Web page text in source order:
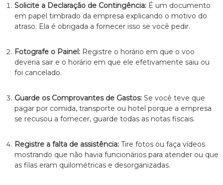
Solicite a Declaração de Contingência:É um documento
em papel timbrado da empresa explicando o motivo do
atraso. Ela é obrigada a fornecer isso se você pedir.
Fotografe o Painel:Registre o horário em que o voo
deveria sair e o horário em que ele efetivamente saiu ou
foi cancelado.
Guarde os Comprovantes de Gastos:Se você teve que
pagar por comida, transporte ou hotel porque a empresa
se recusou a fornecer, guarde todas as notas fiscais.
Registre a falta de assistência:Tire fotos ou faça vídeos
mostrando que não havia funcionários para atender ou que
as filas eram quilométricas e desorganizadas.